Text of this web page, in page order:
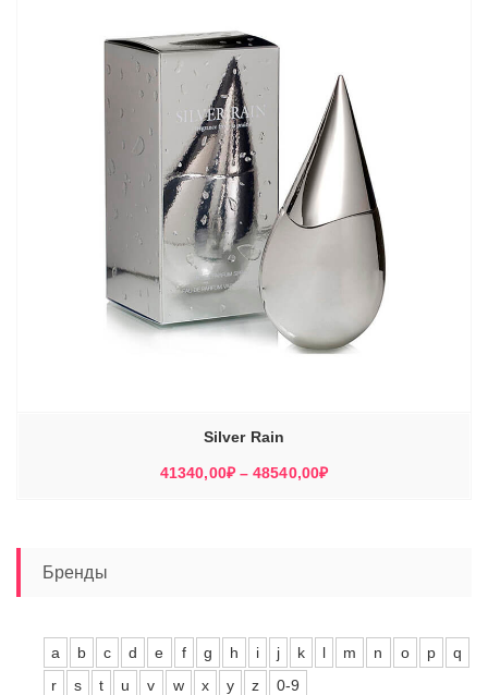
Silver Rain
41340,00₽ – 48540,00₽Диапазон
Бренды
a b c d e f g h i j k l m n o p
q
r
s t u v w x y z 0-9